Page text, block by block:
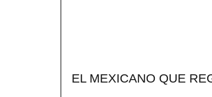
EL MEXICANO QUE